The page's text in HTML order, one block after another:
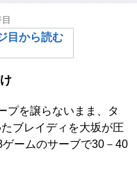
目から読む
プを譲らないまま、タ
ブレイディを大坂が圧
ームのサーブで30－40